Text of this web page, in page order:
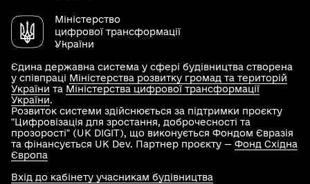
Міністерство
цифрової трансформації
України
Єдина державна система у сфері будівництва створена
у співпраці Міністерства розвитку громад та територій
України та Міністерства цифрової трансформації
України.
Розвиток системи здійснюється за підтримки проєкту
"Цифровізація для зростання, доброчесності та
прозорості" (UK DIGIT), що виконується Фондом Євразія
та фінансується UK Dev. Партнер проєкту — Фонд Східна
Європа
Вхід до кабінету учасникам будівництва